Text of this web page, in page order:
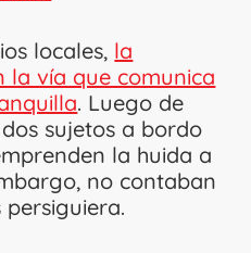
locales, la
la vía que comunica
. Luego de
sujetos a bordo
la huida a
no contaban